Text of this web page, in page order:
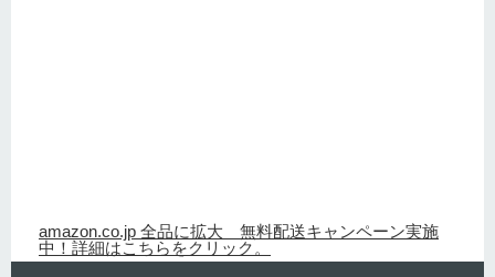
amazon.co.jp 全品に拡大 無料配送キャンペーン実施
中！詳細はこちらをクリック。